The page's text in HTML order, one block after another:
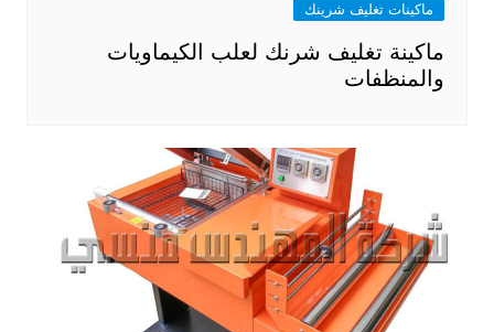
ماكينات تغليف شرينك
ماكينة تغليف شرنك لعلب الكيماويات
والمنظفات